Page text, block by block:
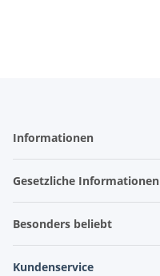
Informationen
Gesetzliche Informationen
Besonders beliebt
Kundenservice